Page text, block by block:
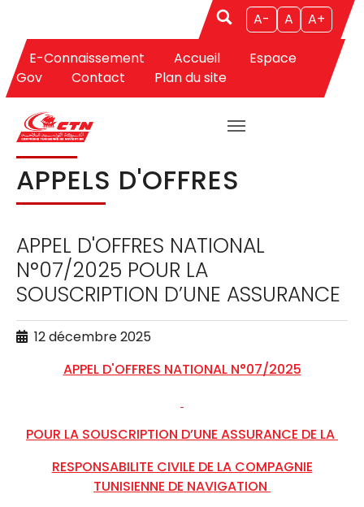
Aller au contenu principal
A- A A+
E-Connaissement Accueil
Espace
Gov
Contact Plan du site
Vous êtes ici:
CTN Appels d'Offres Appels d'Offres
APPELS D'OFFRES
APPEL D'OFFRES NATIONAL
N°07/2025 POUR LA
SOUSCRIPTION D’UNE ASSURANCE
12 décembre 2025
APPEL D'OFFRES NATIONAL N°07/2025
POUR LA SOUSCRIPTION D’UNE ASSURANCE DE LA
RESPONSABILITE CIVILE DE LA COMPAGNIE
TUNISIENNE DE NAVIGATION